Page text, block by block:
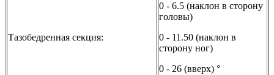
Тазобедренная секция:
0 - 6.5 (наклон в сторону
головы)
0 - 11.50 (наклон в
сторону ног)
0 - 26 (вверх) °